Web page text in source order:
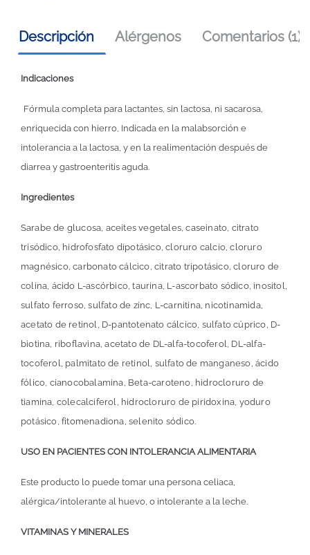
Descripción Alérgenos Comentarios (1)
Indicaciones
Fórmula completa para lactantes, sin lactosa, ni sacarosa,
enriquecida con hierro, Indicada en la malabsorción e
intolerancia a la lactosa, y en la realimentación después de
diarrea y gastroenteritis aguda.
Ingredientes
Sarabe de glucosa, aceites vegetales, caseinato, citrato
trisódico, hidrofosfato dipotásico, cloruro calcio, cloruro
magnésico, carbonato cálcico, citrato tripotásico, cloruro de
colina, ácido L-ascórbico, taurina, L-ascorbato sódico, inositol,
sulfato ferroso, sulfato de zinc, L-carnitina, nicotinamida,
acetato de retinol, D-pantotenato cálcico, sulfato cúprico, D-
biotina, riboflavina, acetato de DL-alfa-tocoferol, DL-alfa-
tocoferol, palmitato de retinol, sulfato de manganeso, ácido
fólico, cianocobalamina, Beta-caroteno, hidrocloruro de
tiamina, colecalciferol, hidrocloruro de piridoxina, yoduro
potásico, fitomenadiona, selenito sódico.
USO EN PACIENTES CON INTOLERANCIA ALIMENTARIA
Este producto lo puede tomar una persona celiaca,
alérgica/intolerante al huevo, o intolerante a la leche.
VITAMINAS Y MINERALES